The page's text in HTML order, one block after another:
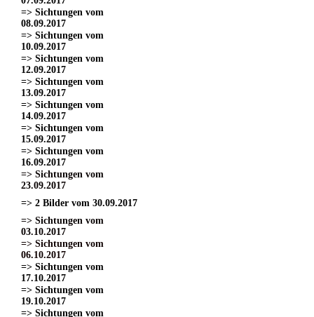
=> Sichtungen vom
08.09.2017
=> Sichtungen vom
10.09.2017
=> Sichtungen vom
12.09.2017
=> Sichtungen vom
13.09.2017
=> Sichtungen vom
14.09.2017
=> Sichtungen vom
15.09.2017
=> Sichtungen vom
16.09.2017
=> Sichtungen vom
23.09.2017
=> 2 Bilder vom 30.09.2017
=> Sichtungen vom
03.10.2017
=> Sichtungen vom
06.10.2017
=> Sichtungen vom
17.10.2017
=> Sichtungen vom
19.10.2017
=> Sichtungen vom